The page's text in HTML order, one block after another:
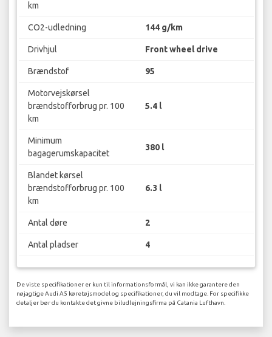
km
CO2-udledning 144 g/km
Drivhjul Front wheel drive
Brændstof 95
Motorvejskørsel
brændstofforbrug pr. 100
km
5.4 l
Minimum
bagagerumskapacitet
380 l
Blandet kørsel
brændstofforbrug pr. 100
km
6.3 l
Antal døre 2
Antal pladser 4
De viste specifikationer er kun til informationsformål, vi kan ikke garantere den
nøjagtige Audi A5 køretøjsmodel og specifikationer, du vil modtage. For specifikke
detaljer bør du kontakte det givne biludlejningsfirma på Catania Lufthavn.